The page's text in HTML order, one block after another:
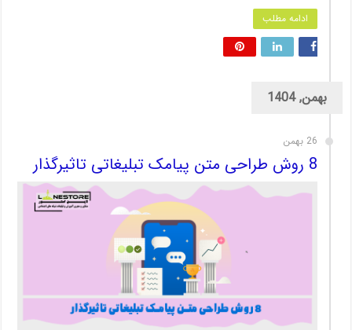
ادامه مطلب
بهمن, 1404
26 بهمن
8 روش طراحی متن پیامک تبلیغاتی تاثیرگذار